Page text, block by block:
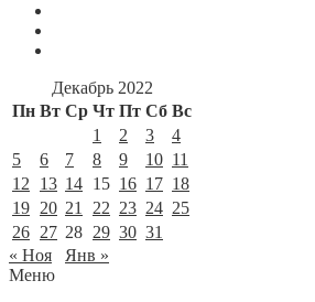
Декабрь 2022
Пн Вт Ср Чт Пт Сб Вс
1
2 3
4
5
6 7 8 9 10 11
12
13 14 15 16 17 18
19 20 21 22 23 24 25
26 27 28 29 30 31
« Ноя
Янв »
Меню